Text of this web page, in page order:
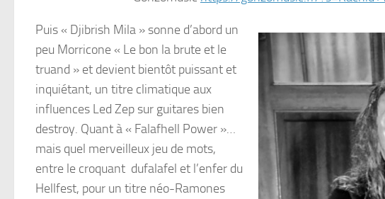
Puis « Djibrish Mila » sonne d’abord un
peu Morricone « Le bon la brute et le
truand » et devient bientôt puissant et
inquiétant, un titre climatique aux
influences Led Zep sur guitares bien
destroy. Quant à « Falafhell Power »…
mais quel merveilleux jeu de mots,
entre le croquant dufalafel et l’enfer du
Hellfest, pour un titre néo-Ramones